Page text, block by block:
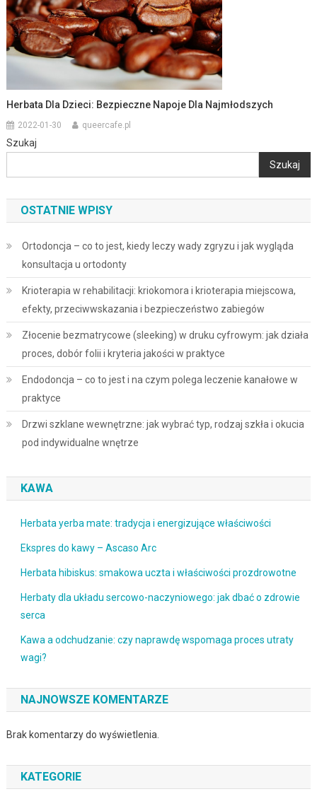
Herbata Dla Dzieci: Bezpieczne Napoje Dla Najmłodszych
2022-01-30 queercafe.pl
Szukaj
Szukaj
OSTATNIE WPISY
Ortodoncja – co to jest, kiedy leczy wady zgryzu i jak wygląda
konsultacja u ortodonty
Krioterapia w rehabilitacji: kriokomora i krioterapia miejscowa,
efekty, przeciwwskazania i bezpieczeństwo zabiegów
Złocenie bezmatrycowe (sleeking) w druku cyfrowym: jak działa
proces, dobór folii i kryteria jakości w praktyce
Endodoncja – co to jest i na czym polega leczenie kanałowe w
praktyce
Drzwi szklane wewnętrzne: jak wybrać typ, rodzaj szkła i okucia
pod indywidualne wnętrze
KAWA
Herbata yerba mate: tradycja i energizujące właściwości
Ekspres do kawy – Ascaso Arc
Herbata hibiskus: smakowa uczta i właściwości prozdrowotne
Herbaty dla układu sercowo-naczyniowego: jak dbać o zdrowie
serca
Kawa a odchudzanie: czy naprawdę wspomaga proces utraty
wagi?
NAJNOWSZE KOMENTARZE
Brak komentarzy do wyświetlenia.
KATEGORIE